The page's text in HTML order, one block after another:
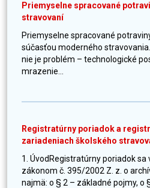
Priemyselne spracované
stravovaní
Priemyselne spracované
súčasťou moderného
nie je problém – technologické
mrazenie...
Registratúrny poriadok a
zariadeniach školského
1. ÚvodRegistratúrny poriadok sa
zákonom č. 395/2002 Z. z. o
najmä: o § 2 – základné pojmy, o §